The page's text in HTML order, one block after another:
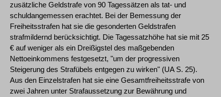
zusätzliche Geldstrafe von 90 Tagessätzen als tat- und
schuldangemessen erachtet. Bei der Bemessung der
Freiheitsstrafen hat sie die gesonderten Geldstrafen
strafmildernd berücksichtigt. Die Tagessatzhöhe hat sie mit 25
€ auf weniger als ein Dreißigstel des maßgebenden
Nettoeinkommens festgesetzt, "um der progressiven
Steigerung des Strafübels entgegen zu wirken" (UA S. 25).
Aus den Einzelstrafen hat sie eine Gesamtfreiheitsstrafe von
zwei Jahren unter Strafaussetzung zur Bewährung und